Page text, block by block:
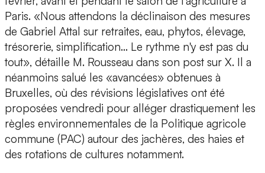
Paris. «Nous attendons la déclinaison des mesures
de Gabriel Attal sur retraites, eau, phytos, élevage,
trésorerie, simplification... Le rythme n'y est pas du
tout», détaille M. Rousseau dans son post sur X. Il a
néanmoins salué les «avancées» obtenues à
Bruxelles, où des révisions législatives ont été
proposées vendredi pour alléger drastiquement les
règles environnementales de la Politique agricole
commune (PAC) autour des jachères, des haies et
des rotations de cultures notamment.